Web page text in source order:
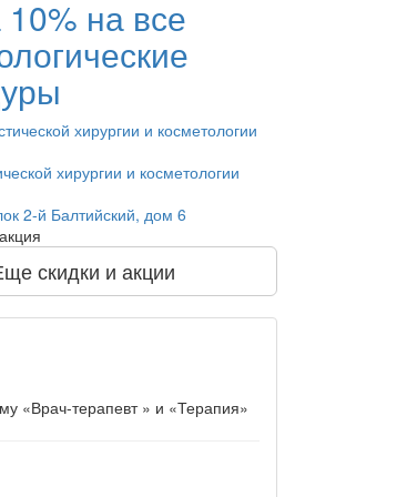
на все
хирургии и косметологии
2-й Балтийский, дом 6
скидки и акции
«Врач-терапевт » и «Терапия»